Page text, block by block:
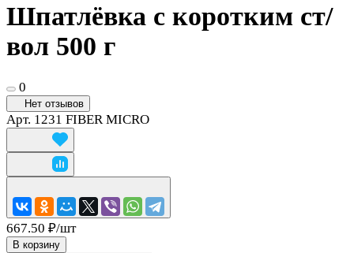
Шпатлёвка с коротким ст/
вол 500 г
0
Нет отзывов
Арт. 1231 FIBER MICRO
667.50 ₽/шт
В корзину